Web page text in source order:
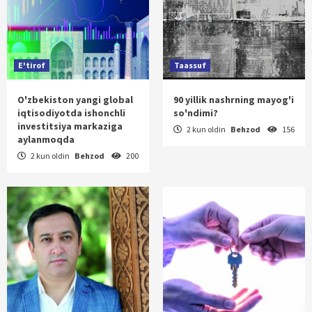
E'tirof
O'zbekiston yangi global
iqtisodiyotda ishonchli
investitsiya markaziga
aylanmoqda
2 kun oldin Behzod 200
Taassuf
90 yillik nashrning mayog'i
so'ndimi?
2 kun oldin Behzod 156